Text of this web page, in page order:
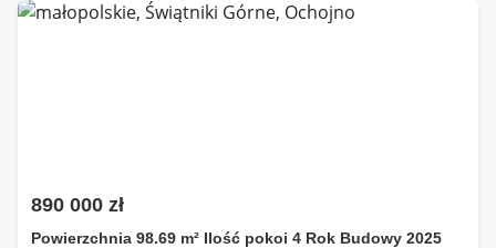
890 000 zł
Powierzchnia 98.69 m² Ilość pokoi 4 Rok Budowy 2025